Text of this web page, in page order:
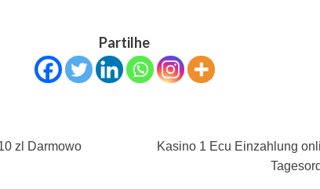
Partilhe
zl Darmowo
Kasino 1 Ecu Einzahlung